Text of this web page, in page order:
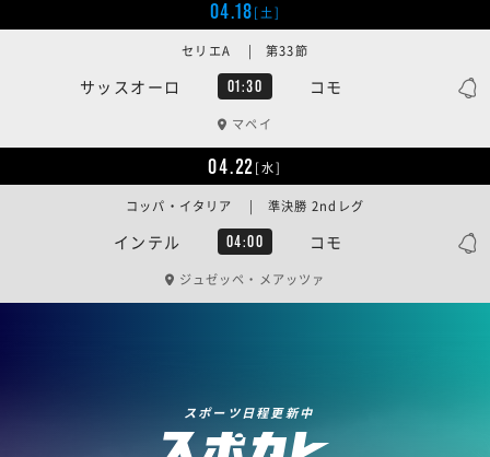
04.18[土]
サッスオーロ 01:30 コモ
セリエA | 第33節
マペイ
04.22[水]
インテル 04:00 コモ
コッパ・イタリア | 準決勝 2ndレグ
ジュゼッペ・メアッツァ
スポーツ日程更新中